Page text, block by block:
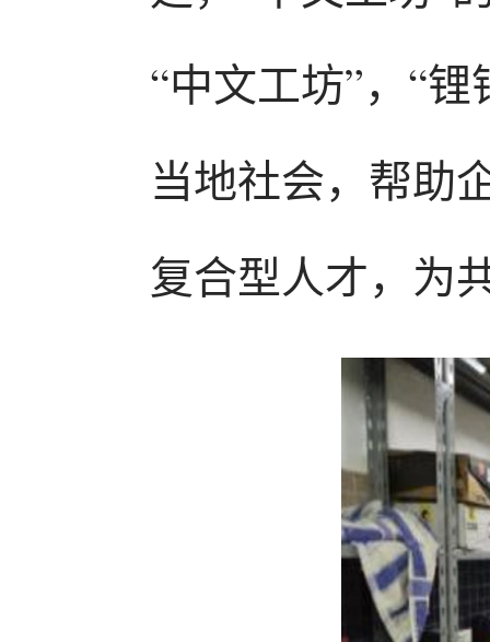
“中文工坊”，“
当地社会，帮助
复合型人才，为